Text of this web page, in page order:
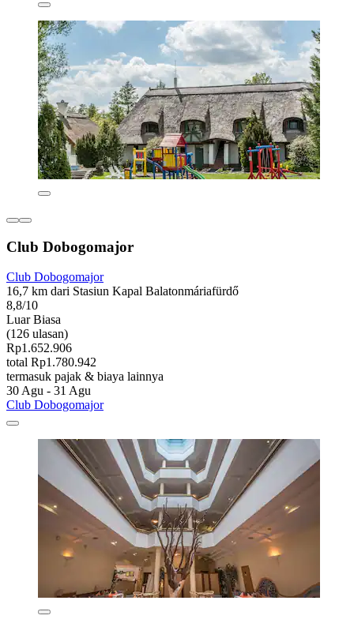
Club Dobogomajor
Club Dobogomajor
16,7 km dari Stasiun Kapal Balatonmáriafürdő
8,8/10
Luar Biasa
(126 ulasan)
Rp1.652.906
total Rp1.780.942
termasuk pajak & biaya lainnya
30 Agu - 31 Agu
Club Dobogomajor